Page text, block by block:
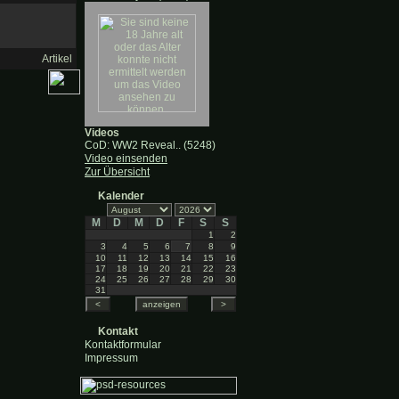
Artikel
Videos
CoD: WW2 Reveal.. (5248)
Video einsenden
Zur Übersicht
Kalender
M D M D F S S
1
2
3
4 5 6 7 8
9
10
11 12 13 14 15
16
17
18 19 20 21 22
23
24
25 26 27 28 29
30
31
Kontakt
Kontaktformular
Impressum